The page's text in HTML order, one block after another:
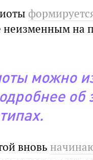
неизменным на
можно
об
вновь